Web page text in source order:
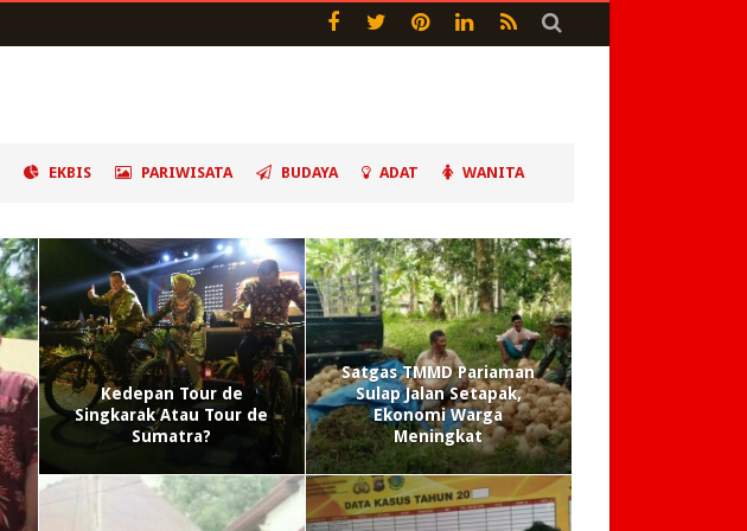
EKBIS PARIWISATA BUDAYA ADAT WANITA
Kedepan Tour de
Singkarak Atau Tour de
Sumatra?
Satgas TMMD Pariaman
Sulap Jalan Setapak,
Ekonomi Warga
Meningkat